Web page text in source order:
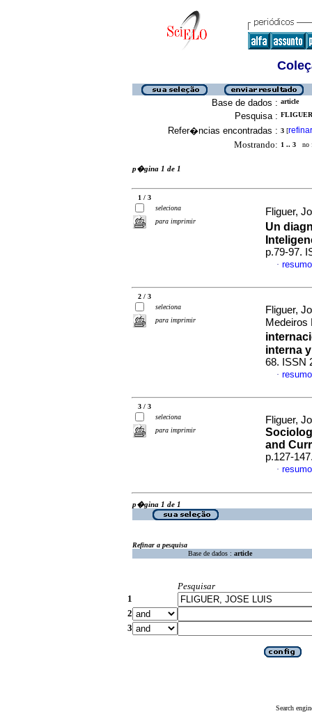
Base de dados : article
Pesquisa :
Refer�ncias encontradas : 3 [refinar
Mostrando: 1 .. 3 no
p�gina 1 de 1
1 / 3
seleciona
para imprimir
Fliguer,
Un
p.79-97.
·
2 / 3
seleciona
para imprimir
Fliguer,
Medeiros
interna
68. ISSN
·
3 / 3
seleciona
para imprimir
Fliguer,
and
p.127-
·
p�gina 1 de 1
Refinar a pesquisa
Base de dados : article
Pesquisar
1
2
3
Search